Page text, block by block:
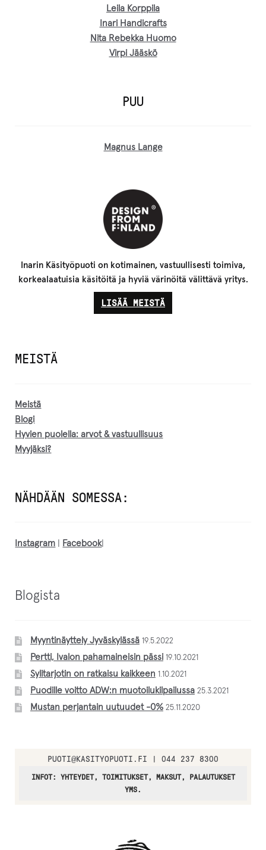
Leila Korppila
Inari Handicrafts
Nita Rebekka Huomo
Virpi Jääskö
PUU
Magnus Lange
Inarin Käsityöpuoti on kotimainen, vastuullisesti toimiva,
korkealaatuisia käsitöitä ja hyviä värinöitä välittävä yritys.
LISÄÄ MEISTÄ
MEISTÄ
Meistä
Blogi
Hyvien puolella: arvot & vastuullisuus
Myyjäksi?
NÄHDÄÄN SOMESSA:
Instagram Facebook|
Blogista
Myyntinäyttely Jyväskylässä 19.5.2022
Pertti, Ivalon pahamaineisin pässi 19.10.2021
Sylitarjotin on ratkaisu kaikkeen 1.10.2021
Puodille voitto ADW:n muotoilukilpailussa 25.3.2021
Mustan perjantain uutuudet -0% 25.11.2020
PUOTI@KASITYOPUOTI.FI | 044 237 8300
INFOT: YHTEYDET, TOIMITUKSET, MAKSUT, PALAUTUKSET
YMS.